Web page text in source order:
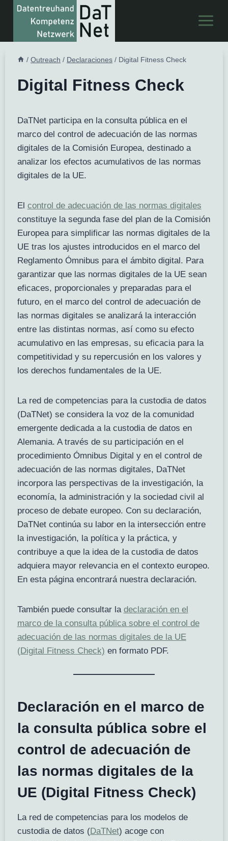
Saltar
Contenido
/ Outreach / Declaraciones / Digital Fitness Check
Digital Fitness Check
DaTNet participa en la consulta pública en el
marco del control de adecuación de las normas
digitales de la Comisión Europea, destinado a
analizar los efectos acumulativos de las normas
digitales de la UE.
El control de adecuación de las normas digitales
constituye la segunda fase del plan de la Comisión
Europea para simplificar las normas digitales de la
UE tras los ajustes introducidos en el marco del
Reglamento Ómnibus para el ámbito digital. Para
garantizar que las normas digitales de la UE sean
eficaces, proporcionales y preparadas para el
futuro, en el marco del control de adecuación de
las normas digitales se analizará la interacción
entre las distintas normas, así como su efecto
acumulativo en las empresas, su eficacia para la
competitividad y su repercusión en los valores y
los derechos fundamentales de la UE.
La red de competencias para la custodia de datos
(DaTNet) se considera la voz de la comunidad
emergente dedicada a la custodia de datos en
Alemania. A través de su participación en el
procedimiento Ómnibus Digital y en el control de
adecuación de las normas digitales, DaTNet
incorpora las perspectivas de la investigación, la
economía, la administración y la sociedad civil al
proceso de debate europeo. Con su declaración,
DaTNet continúa su labor en la intersección entre
la investigación, la política y la práctica, y
contribuye a que la idea de la custodia de datos
adquiera mayor relevancia en el contexto europeo.
En esta página encontrará nuestra declaración.
También puede consultar la declaración en el
marco de la consulta pública sobre el control de
adecuación de las normas digitales de la UE
(Digital Fitness Check) en formato PDF.
Declaración en el marco de
la consulta pública sobre el
control de adecuación de
las normas digitales de la
UE (Digital Fitness Check)
La red de competencias para los modelos de
custodia de datos (DaTNet) acoge con